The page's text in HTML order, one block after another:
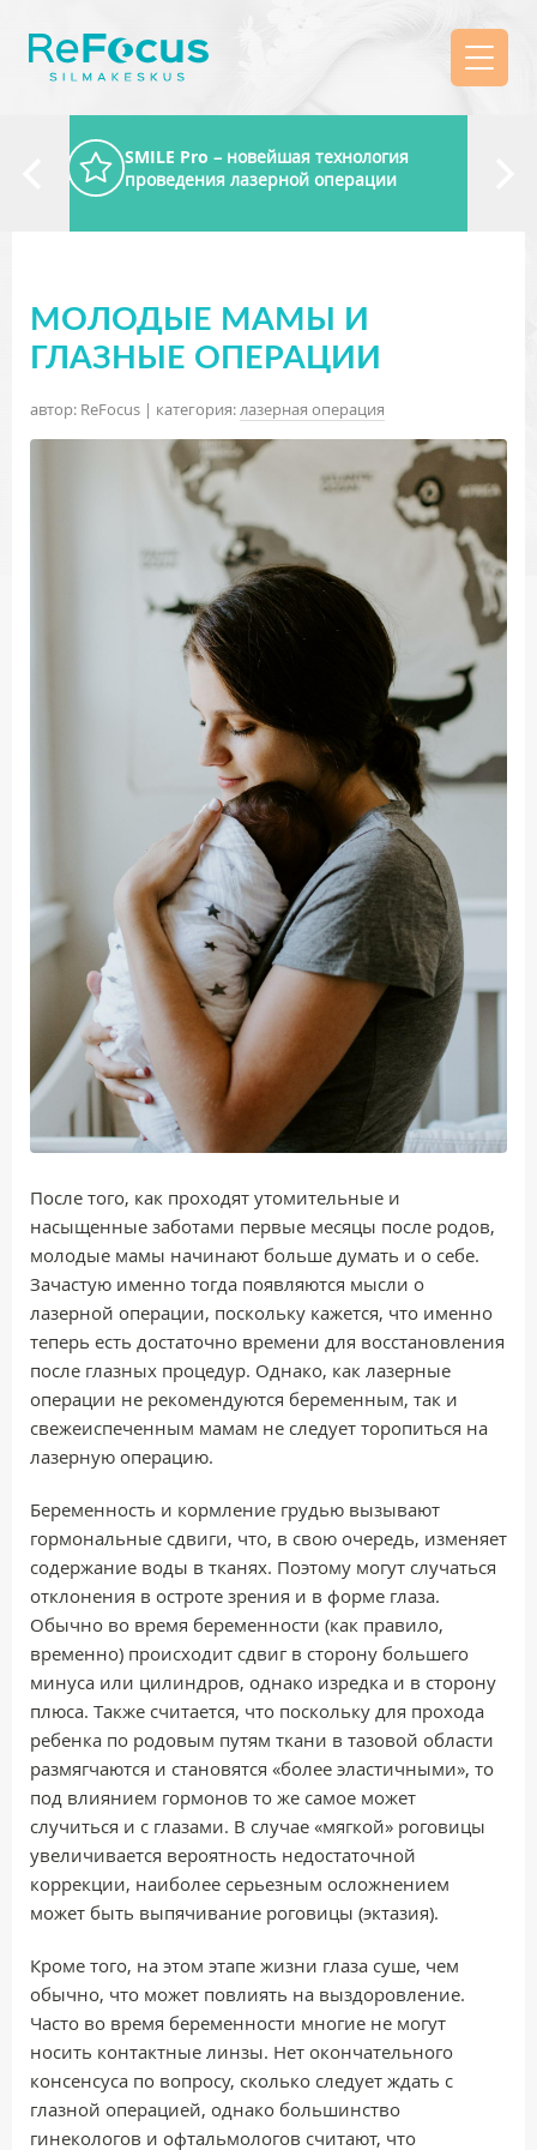
SMILE Pro – новейшая технология
проведения лазерной операции
МОЛОДЫЕ МАМЫ И
ГЛАЗНЫЕ ОПЕРАЦИИ
автор: ReFocus | категория:лазерная операция
После того, как проходят утомительные и
насыщенные заботами первые месяцы после родов,
молодые мамы начинают больше думать и о себе.
Зачастую именно тогда появляются мысли о
лазерной операции, поскольку кажется, что именно
теперь есть достаточно времени для восстановления
после глазных процедур. Однако, как лазерные
операции не рекомендуются беременным, так и
свежеиспеченным мамам не следует торопиться на
лазерную операцию.
Беременность и кормление грудью вызывают
гормональные сдвиги, что, в свою очередь, изменяет
содержание воды в тканях. Поэтому могут случаться
отклонения в остроте зрения и в форме глаза.
Обычно во время беременности (как правило,
временно) происходит сдвиг в сторону большего
минуса или цилиндров, однако изредка и в сторону
плюса. Также считается, что поскольку для прохода
ребенка по родовым путям ткани в тазовой области
размягчаются и становятся «более эластичными», то
под влиянием гормонов то же самое может
случиться и с глазами. В случае «мягкой» роговицы
увеличивается вероятность недостаточной
коррекции, наиболее серьезным осложнением
может быть выпячивание роговицы (эктазия).
Кроме того, на этом этапе жизни глаза суше, чем
обычно, что может повлиять на выздоровление.
Часто во время беременности многие не могут
носить контактные линзы. Нет окончательного
консенсуса по вопросу, сколько следует ждать с
глазной операцией, однако большинство
гинекологов и офтальмологов считают, что